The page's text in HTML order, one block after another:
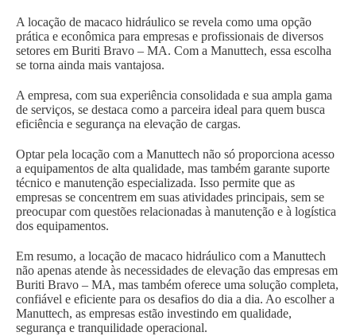
A locação de macaco hidráulico se revela como uma opção
prática e econômica para empresas e profissionais de diversos
setores em Buriti Bravo – MA. Com a Manuttech, essa escolha
se torna ainda mais vantajosa.
A empresa, com sua experiência consolidada e sua ampla gama
de serviços, se destaca como a parceira ideal para quem busca
eficiência e segurança na elevação de cargas.
Optar pela locação com a Manuttech não só proporciona acesso
a equipamentos de alta qualidade, mas também garante suporte
técnico e manutenção especializada. Isso permite que as
empresas se concentrem em suas atividades principais, sem se
preocupar com questões relacionadas à manutenção e à logística
dos equipamentos.
Em resumo, a locação de macaco hidráulico com a Manuttech
não apenas atende às necessidades de elevação das empresas em
Buriti Bravo – MA, mas também oferece uma solução completa,
confiável e eficiente para os desafios do dia a dia. Ao escolher a
Manuttech, as empresas estão investindo em qualidade,
segurança e tranquilidade operacional.